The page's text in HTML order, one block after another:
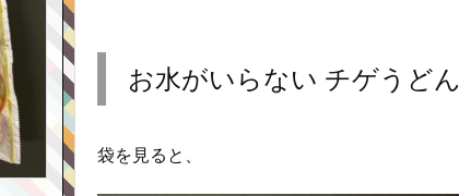
お水がいらない チゲうどん
袋を見ると、